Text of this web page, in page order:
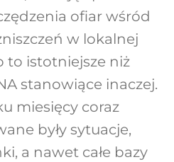
ofiar wśród
w lokalnej
to istotniejsze niż
stanowiące inaczej.
miesięcy coraz
były sytuacje,
a nawet całe bazy